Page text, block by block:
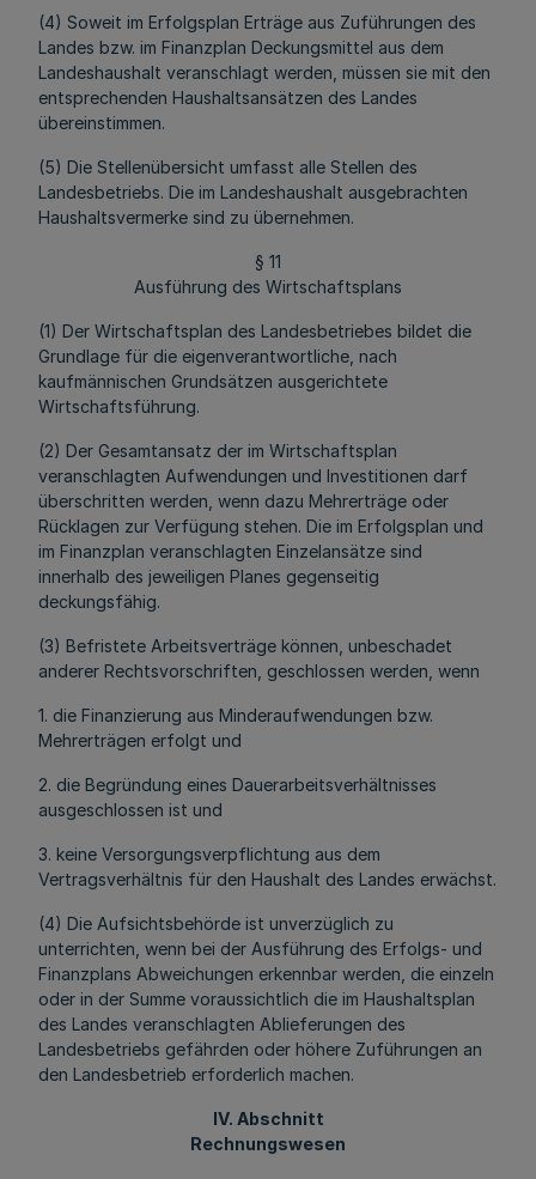
(4) Soweit im Erfolgsplan Erträge aus Zuführungen des
Landes bzw. im Finanzplan Deckungsmittel aus dem
Landeshaushalt veranschlagt werden, müssen sie mit den
entsprechenden Haushaltsansätzen des Landes
übereinstimmen.
(5) Die Stellenübersicht umfasst alle Stellen des
Landesbetriebs. Die im Landeshaushalt ausgebrachten
Haushaltsvermerke sind zu übernehmen.
§ 11
Ausführung des Wirtschaftsplans
(1) Der Wirtschaftsplan des Landesbetriebes bildet die
Grundlage für die eigenverantwortliche, nach
kaufmännischen Grundsätzen ausgerichtete
Wirtschaftsführung.
(2) Der Gesamtansatz der im Wirtschaftsplan
veranschlagten Aufwendungen und Investitionen darf
überschritten werden, wenn dazu Mehrerträge oder
Rücklagen zur Verfügung stehen. Die im Erfolgsplan und
im Finanzplan veranschlagten Einzelansätze sind
innerhalb des jeweiligen Planes gegenseitig
deckungsfähig.
(3) Befristete Arbeitsverträge können, unbeschadet
anderer Rechtsvorschriften, geschlossen werden, wenn
1. die Finanzierung aus Minderaufwendungen bzw.
Mehrerträgen erfolgt und
2. die Begründung eines Dauerarbeitsverhältnisses
ausgeschlossen ist und
3. keine Versorgungsverpflichtung aus dem
Vertragsverhältnis für den Haushalt des Landes erwächst.
(4) Die Aufsichtsbehörde ist unverzüglich zu
unterrichten, wenn bei der Ausführung des Erfolgs- und
Finanzplans Abweichungen erkennbar werden, die einzeln
oder in der Summe voraussichtlich die im Haushaltsplan
des Landes veranschlagten Ablieferungen des
Landesbetriebs gefährden oder höhere Zuführungen an
den Landesbetrieb erforderlich machen.
IV. Abschnitt
Rechnungswesen